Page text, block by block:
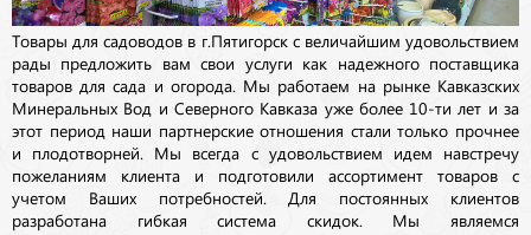
Товары для садоводов в г.Пятигорск с величайшим удовольствием
рады предложить вам свои услуги как надежного поставщика
товаров для сада и огорода. Мы работаем на рынке Кавказских
Минеральных Вод и Северного Кавказа уже более 10-ти лет и за
этот период наши партнерские отношения стали только прочнее
и плодотворней. Мы всегда с удовольствием идем навстречу
пожеланиям клиента и подготовили ассортимент товаров с
учетом Ваших потребностей. Для постоянных клиентов
разработана гибкая система скидок. Мы являемся